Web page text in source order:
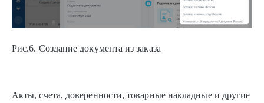
Рис.6. Создание документа из заказа
Акты, счета, доверенности, товарные накладные и другие